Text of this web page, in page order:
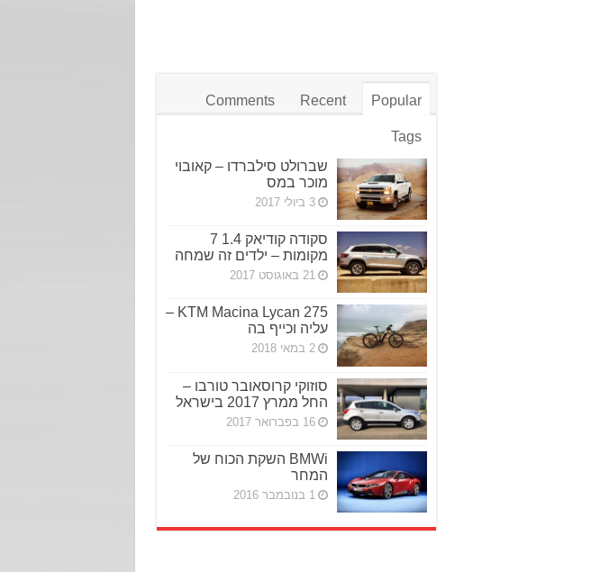
Popular
Recent
Comments
Tags
שברולט סילברדו – קאובוי
מוכר במס
3 ביולי 2017
סקודה קודיאק 1.4 7
מקומות – ילדים זה שמחה
21 באוגוסט 2017
KTM Macina Lycan 275 –
עליה וכייף בה
2 במאי 2018
סוזוקי קרוסאובר טורבו –
החל ממרץ 2017 בישראל
16 בפברואר 2017
BMWi השקת הכוח של
המחר
1 בנובמבר 2016